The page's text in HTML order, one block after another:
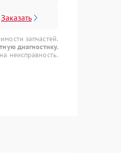
Заказать
запчастей.
диагностику.
неисправность.